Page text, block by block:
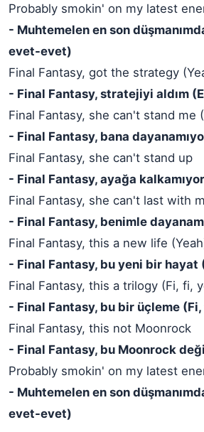
Probably smokin' on my latest
- Muhtemelen en son
evet-evet)
Final Fantasy, got the strategy
- Final Fantasy, stratejiyi aldım
Final Fantasy, she can't stand
- Final Fantasy, bana
Final Fantasy, she can't stand up
- Final Fantasy, ayağa
Final Fantasy, she can't last with
- Final Fantasy, benimle
Final Fantasy, this a new life
- Final Fantasy, bu yeni bir hayat
Final Fantasy, this a trilogy (Fi, fi,
- Final Fantasy, bu bir üçleme
Final Fantasy, this not Moonrock
- Final Fantasy, bu Moonrock
Probably smokin' on my latest
- Muhtemelen en son
evet-evet)